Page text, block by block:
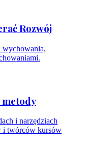
Rozwój
wychowania,
i narzędziach
i twórców kursów